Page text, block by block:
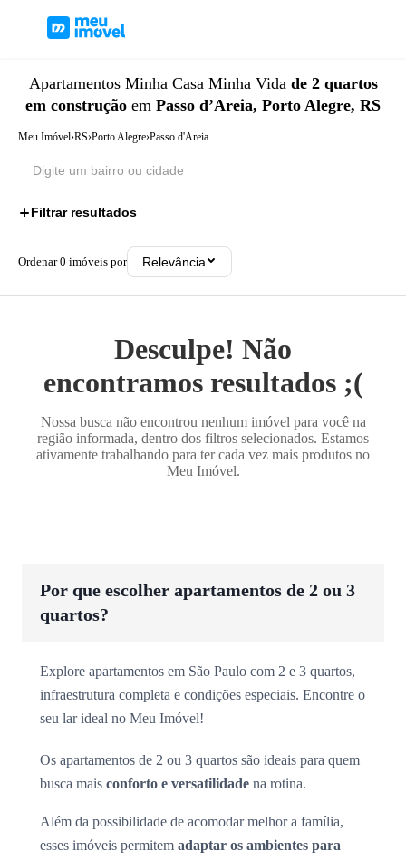
Apartamentos Minha Casa Minha Vida de 2 quartos
em construção em Passo d’Areia, Porto Alegre, RS
Meu Imóvel›RS›Porto Alegre›Passo d'Areia
Filtrar resultados
Ordenar0 imóveis por Relevância
Desculpe! Não
encontramos resultados ;(
Nossa busca não encontrou nenhum imóvel para você na
região informada, dentro dos filtros selecionados. Estamos
ativamente trabalhando para ter cada vez mais produtos no
Meu Imóvel.
Por que escolher apartamentos de 2 ou 3
quartos?
Explore apartamentos em São Paulo com 2 e 3 quartos,
infraestrutura completa e condições especiais. Encontre o
seu lar ideal no Meu Imóvel!
Os apartamentos de 2 ou 3 quartos são ideais para quem
busca mais conforto e versatilidade na rotina.
Além da possibilidade de acomodar melhor a família,
esses imóveis permitem adaptar os ambientes para